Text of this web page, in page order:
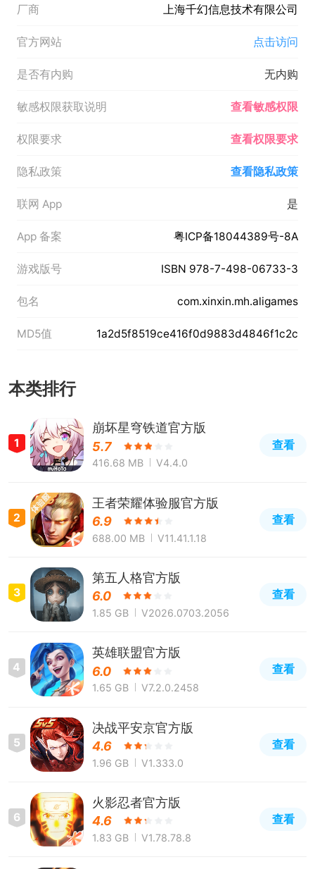
厂商 上海千幻信息技术有限公司
官方网站 点击访问
是否有内购 无内购
敏感权限获取说明 查看敏感权限
权限要求 查看权限要求
隐私政策 查看隐私政策
联网 App 是
App 备案 粤ICP备18044389号-8A
游戏版号 ISBN 978-7-498-06733-3
包名 com.xinxin.mh.aligames
MD5值 1a2d5f8519ce416f0d9883d4846f1c2c
本类排行
1
崩坏星穹铁道官方版
5.7
416.68 MB V4.4.0
查看
2
王者荣耀体验服官方版
6.9
688.00 MB V11.41.1.18
查看
3
第五人格官方版
6.0
1.85 GB V2026.0703.2056
查看
4
英雄联盟官方版
6.0
1.65 GB V7.2.0.2458
查看
5
决战平安京官方版
4.6
1.96 GB V1.333.0
查看
6
火影忍者官方版
4.6
1.83 GB V1.78.78.8
查看